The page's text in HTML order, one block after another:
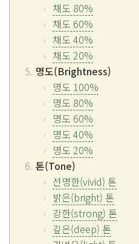
채도 80%
채도 60%
채도 40%
채도 20%
명도(Brightness)
명도 100%
명도 80%
명도 60%
명도 40%
명도 20%
톤(Tone)
선명한(vivid) 톤
밝은(bright) 톤
강한(strong) 톤
깊은(deep) 톤